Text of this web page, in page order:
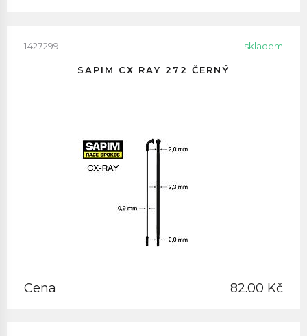
1427299 skladem
SAPIM CX RAY 272 ČERNÝ
Cena 82.00 Kč